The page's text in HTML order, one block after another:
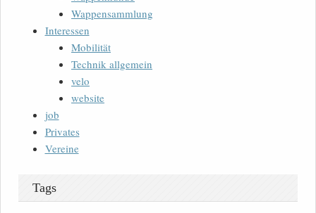
Wappensammlung
Interessen
Mobilität
Technik allgemein
velo
website
job
Privates
Vereine
Tags